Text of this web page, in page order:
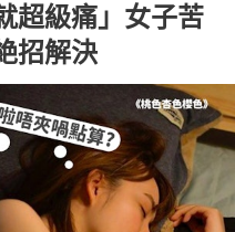
超級痛」女子苦
招解決